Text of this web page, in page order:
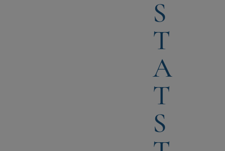
S
T
A
T
S